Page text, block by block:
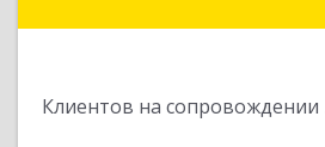
Клиентов на сопровождении